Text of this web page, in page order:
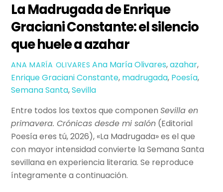
La Madrugada de Enrique
Graciani Constante: el silencio
que huele a azahar
ANA MARÍA OLIVARES Ana María Olivares,azahar,
Enrique Graciani Constante, madrugada, Poesía,
Semana Santa,Sevilla
Entre todos los textos que componenSevilla en
primavera. Crónicas desde mi salón (Editorial
Poesía eres tú, 2026), «La Madrugada» es el que
con mayor intensidad convierte la Semana Santa
sevillana en experiencia literaria. Se reproduce
íntegramente a continuación.